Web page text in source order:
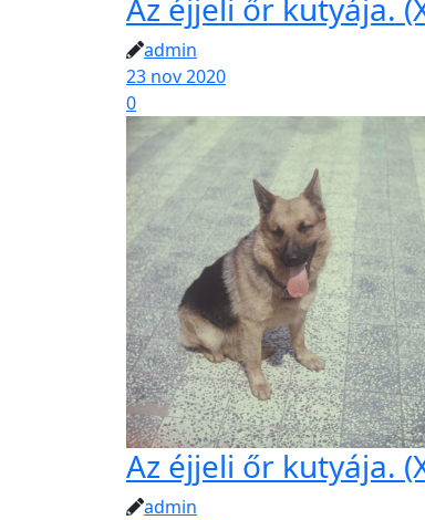
Az éjjeli őr kutyája.
admin
23 nov 2020
0
Az éjjeli őr kutyája.
admin